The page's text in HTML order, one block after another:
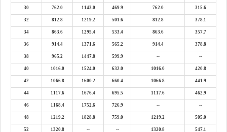
30 762.0 1143.0 469.9 762.0 315.6
32 812.8 1219.2 501.6 812.8 378.1
34 863.6 1295.4 533.4 863.6 357.7
36 914.4 1371.6 565.2 914.4 378.8
38 965.2 1447.8 599.9 -- --
40 1016.0 1524.0 632.0 1016.0 420.8
42 1066.8 1600.2 660.4 1066.8 441.9
44 1117.6 1676.4 695.5 1117.6 462.9
46 1168.4 1752.6 726.9 -- --
48 1219.2 1828.8 759.0 1219.2 505.0
52 1320.8 -- -- 1320.8 547.1